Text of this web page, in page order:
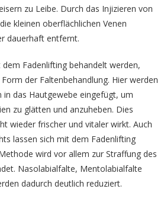
zu Leibe. Durch das Injizieren von
kleinen oberflächlichen Venen
dauerhaft entfernt.
Fadenlifting behandelt werden,
der Faltenbehandlung. Hier werden
in das Hautgewebe eingefügt, um
zu glätten und anzuheben. Dies
wieder frischer und vitaler wirkt. Auch
lassen sich mit dem Fadenlifting
wird vor allem zur Straffung des
Nasolabialfalte, Mentolabialfalte
dadurch deutlich reduziert.